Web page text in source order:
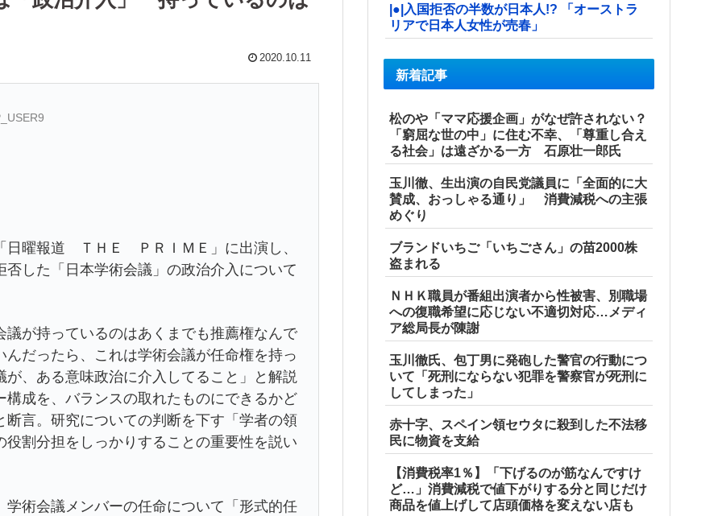
2020.10.11
曜報道 ＴＨＥ ＰＲＩＭＥ」に出演し、
した「日本学術会議」の政治介入について
が持っているのはあくまでも推薦権なんで
だったら、これは学術会議が任命権を持っ
、ある意味政治に介入してること」と解説
成を、バランスの取れたものにできるかど
言。研究についての判断を下す「学者の領
割分担をしっかりすることの重要性を説い
術会議メンバーの任命について「形式的任
|●|入国拒否の半数が日本人!? 「オーストラ
リアで日本人女性が売春」
新着記事
松のや「ママ応援企画」がなぜ許されない？
「窮屈な世の中」に住む不幸、「尊重し合え
る社会」は遠ざかる一方 石原壮一郎氏
玉川徹、生出演の自民党議員に「全面的に大
賛成、おっしゃる通り」 消費減税への主張
めぐり
ブランドいちご「いちごさん」の苗2000株
盗まれる
ＮＨＫ職員が番組出演者から性被害、別職場
への復職希望に応じない不適切対応…メディ
ア総局長が陳謝
玉川徹氏、包丁男に発砲した警官の行動につ
いて「死刑にならない犯罪を警察官が死刑に
してしまった」
赤十字、スペイン領セウタに殺到した不法移
民に物資を支給
【消費税率1％】「下げるのが筋なんですけ
ど…」消費減税で値下がりする分と同じだけ
商品を値上げして店頭価格を変えない店も